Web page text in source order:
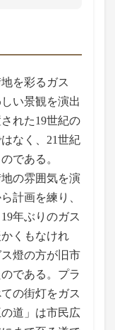
を彩るガス
い景観を演出
れた19世紀の
なく、21世紀
である。
の雰囲気を演
計画を練り、
年ぶりのガス
くもなけれ
燈の方が旧市
である。プラ
の街灯をガス
道」は市民広